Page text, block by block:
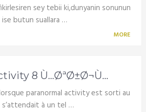
sey tebii ki,dunyanin sonunun
butun suallara …
MORE
8 Ù…ØªØ±Ø¬Ù…
paranormal activity est sorti au
s’attendait à un tel …